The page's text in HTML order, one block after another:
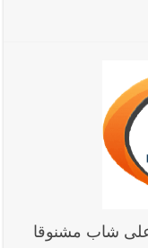
على شاب مشنوقا